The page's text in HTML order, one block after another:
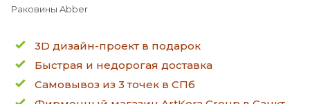
Раковины Abber
3D дизайн-проект в подарок
Быстрая и недорогая доставка
Самовывоз из 3 точек в СПб